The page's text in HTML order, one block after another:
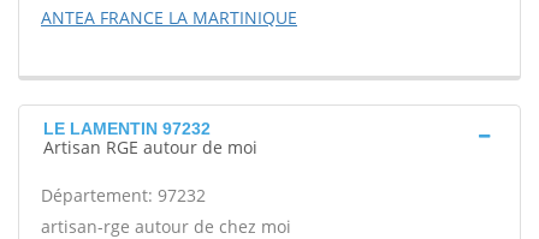
ANTEA FRANCE LA MARTINIQUE
LE LAMENTIN 97232
Artisan RGE autour de moi
Département: 97232
artisan-rge autour de chez moi